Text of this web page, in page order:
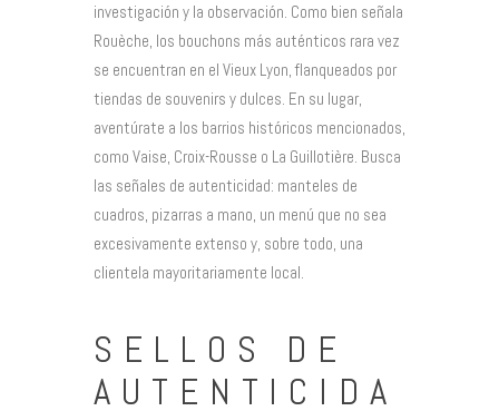
investigación y la observación. Como bien señala
Rouèche, los bouchons más auténticos rara vez
se encuentran en el Vieux Lyon, flanqueados por
tiendas de souvenirs y dulces. En su lugar,
aventúrate a los barrios históricos mencionados,
como Vaise, Croix-Rousse o La Guillotière. Busca
las señales de autenticidad: manteles de
cuadros, pizarras a mano, un menú que no sea
excesivamente extenso y, sobre todo, una
clientela mayoritariamente local.
SELLOS DE
AUTENTICIDA